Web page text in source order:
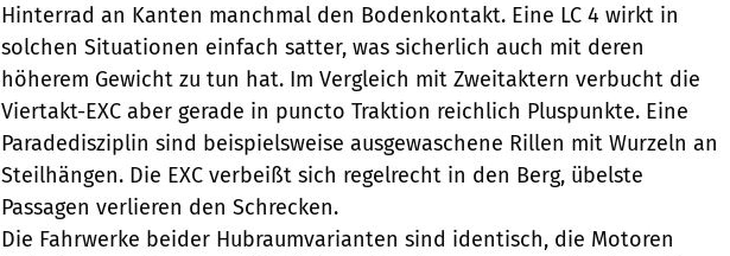
Hinterrad an Kanten manchmal den Bodenkontakt. Eine LC 4 wirkt in
solchen Situationen einfach satter, was sicherlich auch mit deren
höherem Gewicht zu tun hat. Im Vergleich mit Zweitaktern verbucht die
Viertakt-EXC aber gerade in puncto Traktion reichlich Pluspunkte. Eine
Paradedisziplin sind beispielsweise ausgewaschene Rillen mit Wurzeln an
Steilhängen. Die EXC verbeißt sich regelrecht in den Berg, übelste
Passagen verlieren den Schrecken.
Die Fahrwerke beider Hubraumvarianten sind identisch, die Motoren